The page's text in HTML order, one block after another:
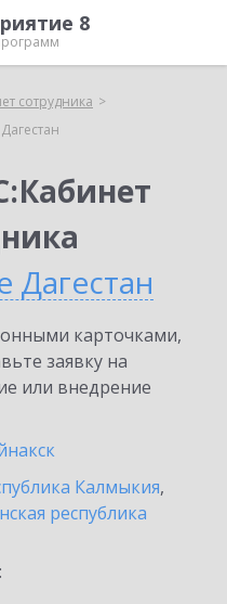
8
сотрудника
Дагестан
карточками,
заявку на
или внедрение
Калмыкия,
республика